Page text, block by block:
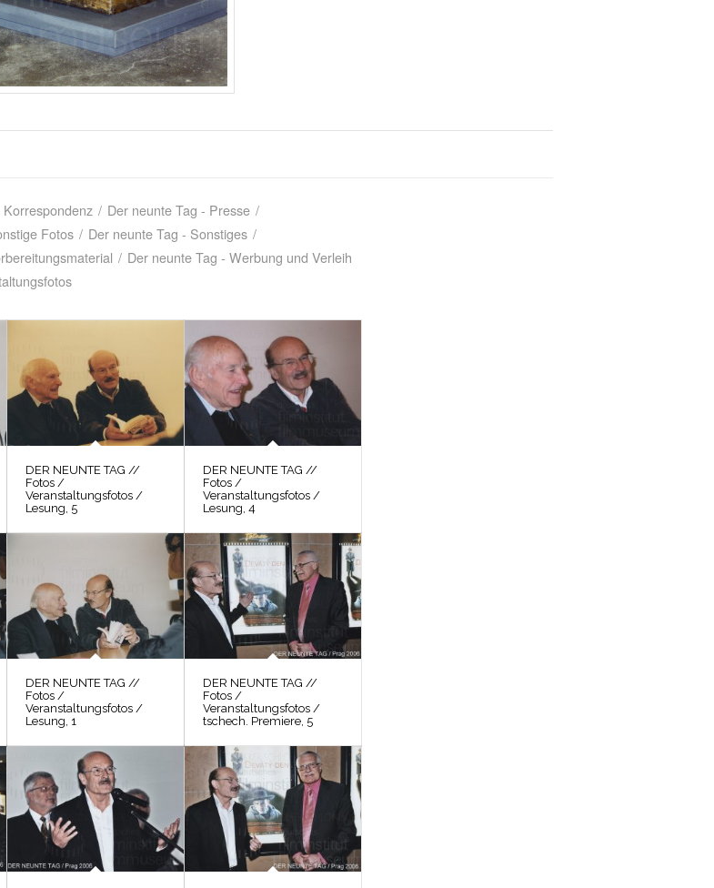
/ Der neunte Tag - Presse /
Fotos / Der neunte Tag - Sonstiges /
/ Der neunte Tag - Werbung und Verleih
DER NEUNTE TAG //
Fotos /
Veranstaltungsfotos /
Lesung, 5
DER NEUNTE TAG //
Fotos /
Veranstaltungsfotos /
Lesung, 4
DER NEUNTE TAG //
Fotos /
Veranstaltungsfotos /
Lesung, 1
DER NEUNTE TAG //
Fotos /
Veranstaltungsfotos /
tschech. Premiere, 5